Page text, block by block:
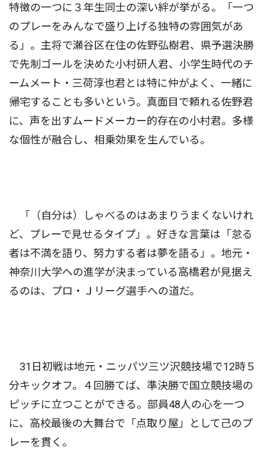
特徴の一つに３年生同士の深い絆が挙がる。「一つ
のプレーをみんなで盛り上げる独特の雰囲気があ
る」。主将で瀬谷区在住の佐野弘樹君、県予選決勝
で先制ゴールを決めた小村研人君、小学生時代のチ
ームメート・三荷淳也君とは特に仲がよく、一緒に
帰宅することも多いという。真面目で頼れる佐野君
に、声を出すムードメーカー的存在の小村君。多様
な個性が融合し、相乗効果を生んでいる。
「（自分は）しゃべるのはあまりうまくないけれ
ど、プレーで見せるタイプ」。好きな言葉は「怠る
者は不満を語り、努力する者は夢を語る」。地元・
神奈川大学への進学が決まっている高橋君が見据え
るのは、プロ・Ｊリーグ選手への道だ。
31日初戦は地元・ニッパツ三ツ沢競技場で12時５
分キックオフ。４回勝てば、準決勝で国立競技場の
ピッチに立つことができる。部員48人の心を一つ
に、高校最後の大舞台で「点取り屋」として己のプ
レーを貫く。